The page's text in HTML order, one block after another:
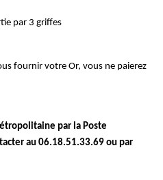
par 3 griffes
fournir votre Or, vous ne paierez
par la Poste
au 06.18.51.33.69 ou par